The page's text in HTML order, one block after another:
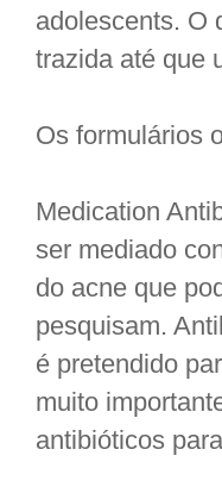
adolescents. O
trazida até que
Os formulários
Medication
ser mediado
do acne que
pesquisam.
é pretendido
muito
antibióticos